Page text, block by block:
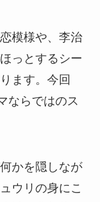
模様や、李治
っとするシー
ます。今回
ならではのス
かを隠しなが
ウリの身にこ